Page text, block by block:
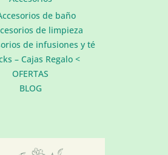
de baño
de limpieza
de infusiones y té
– Cajas Regalo <
OFERTAS
BLOG